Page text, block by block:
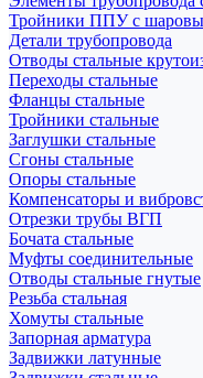
Тройники ППУ с
Детали трубопровода
Отводы стальные
Переходы стальные
Фланцы стальные
Тройники стальные
Заглушки стальные
Сгоны стальные
Опоры стальные
Компенсаторы и
Отрезки трубы ВГП
Бочата стальные
Муфты соединительные
Отводы стальные гнутые
Резьба стальная
Хомуты стальные
Запорная арматура
Задвижки латунные